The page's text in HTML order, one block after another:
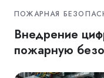
ПОЖАРНАЯ
Внедрение
пожарную